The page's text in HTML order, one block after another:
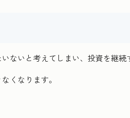
いと考えてしまい、投資を継続
くなります。